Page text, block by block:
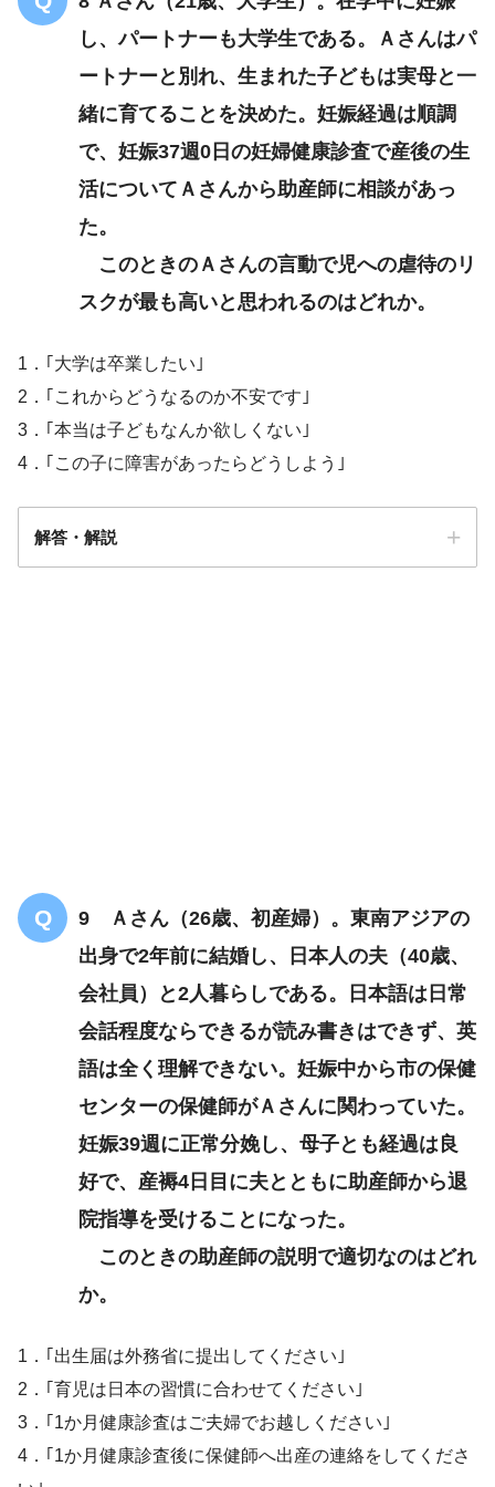
し、パートナーも大学生である。Ａさんはパ
ートナーと別れ、生まれた子どもは実母と一
緒に育てることを決めた。妊娠経過は順調
で、妊娠37週0日の妊婦健康診査で産後の生
活についてＡさんから助産師に相談があっ
た。
このときのＡさんの言動で児への虐待のリ
スクが最も高いと思われるのはどれか。
1．｢大学は卒業したい｣
2．｢これからどうなるのか不安です｣
3．｢本当は子どもなんか欲しくない｣
4．｢この子に障害があったらどうしよう｣
解答・解説
妊娠経過は順調
妊娠37週0日
産後の生活について
虐待のリスク要因
9 Ａさん（26歳、初産婦）。東南アジアの
出身で2年前に結婚し、日本人の夫（40歳、
会社員）と2人暮らしである。日本語は日常
会話程度ならできるが読み書きはできず、英
語は全く理解できない。妊娠中から市の保健
センターの保健師がＡさんに関わっていた。
妊娠39週に正常分娩し、母子とも経過は良
好で、産褥4日目に夫とともに助産師から退
院指導を受けることになった。
このときの助産師の説明で適切なのはどれ
か。
1．｢出生届は外務省に提出してください｣
2．｢育児は日本の習慣に合わせてください｣
3．｢1か月健康診査はご夫婦でお越しください｣
4．｢1か月健康診査後に保健師へ出産の連絡をしてくださ